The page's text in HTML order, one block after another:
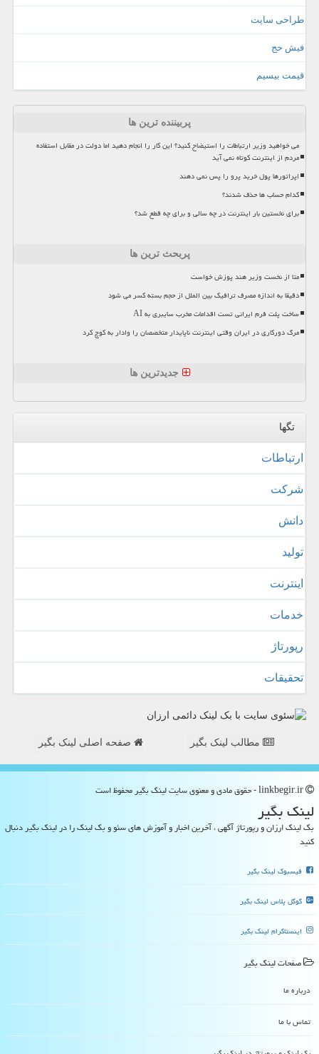
طراحی سایت
فیش حج
قیمت بیسیم
پربیننده ترین ها
می خواهید وزیر ارتباطات را استیضاح کنید؟ این کار را انجام دهید اما دولت در مقابل استفاده
مردم از اینترنت کوتاه نمی آید
اپراتورها پول خرید پرو را پس نمی دهند
کدام حساب ها حذف شدند؟
برای نخستین بار اینترنت در چه سالی و برای چه قطع شد؟
پربحث ترین ها
متا از نخست وزیر هند پوزش خواست
دقیقا به اندازه مصرف ترافیک بین الملل از حجم بسته کسر می شود
ساخت پلت فرم ایرانی تست اقدامات مخرب سایبری به AI
مرگ دورکاری در ایران وقتی اینترنت ناپایدار متخصصان را وادار به کوچ کرد
جدیدترین ها
تگها
ارتباطات
شركت
دانش
تولید
اینترنت
خدمات
رپورتاژ
تحقیقات
مطالب لینک بگیر صفحه اصلی لینک بگیر
لینك بگیر
بک لینک ارزان و رپورتاژ آگهی ، آخرین اخبار و آموزش های سئو و بک لینک را در لینک بگیر دنبال
کنید
فیسبوک لینک بگیر
گوگل پلاس لینک بگیر
اینستاگرام لینک بگیر
صفحات لینك بگیر
درباره ما
تماس با ما